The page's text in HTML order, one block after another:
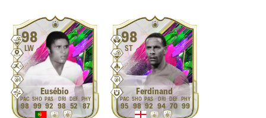
98
LW
Eusébio
98 99 92 98 52 87
98
ST
Ferdinand
95 98 92 94 70 99